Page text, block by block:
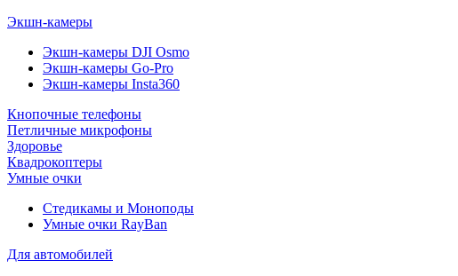
Экшн-камеры
Экшн-камеры DJI Osmo
Экшн-камеры Go-Pro
Экшн-камеры Insta360
Кнопочные телефоны
Петличные микрофоны
Здоровье
Квадрокоптеры
Умные очки
Стедикамы и Моноподы
Умные очки RayBan
Для автомобилей